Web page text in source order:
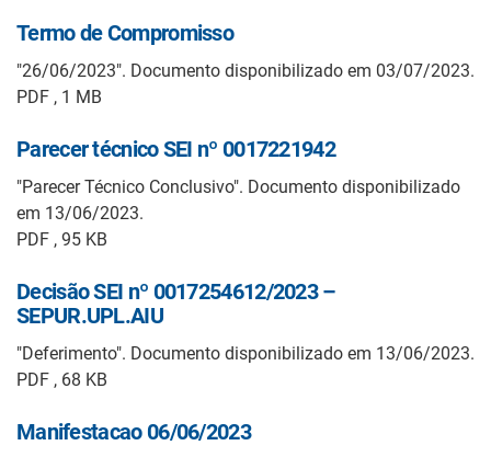
Termo de Compromisso
"26/06/2023". Documento disponibilizado em 03/07/2023.
PDF , 1 MB
Parecer técnico SEI nº 0017221942
"Parecer Técnico Conclusivo". Documento disponibilizado
em 13/06/2023.
PDF , 95 KB
Decisão SEI nº 0017254612/2023 –
SEPUR.UPL.AIU
"Deferimento". Documento disponibilizado em 13/06/2023.
PDF , 68 KB
Manifestacao 06/06/2023